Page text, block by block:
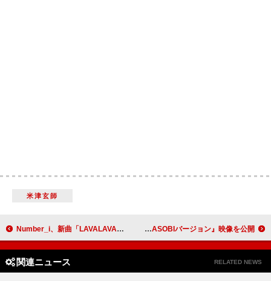
米津玄師
Number_i、新曲「LAVALAVA」を追加した『No.II』デラックス盤を配信リリース いきものがかり、特別編集版『生きて、燦々 ～超ASOBIバージョン』映像を公開
関連ニュース RELATED NEWS